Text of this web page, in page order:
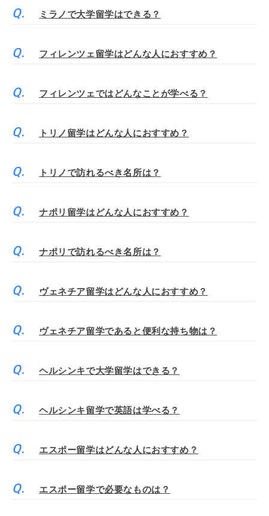
ミラノで大学留学はできる？
フィレンツェ留学はどんな人におすすめ？
フィレンツェではどんなことが学べる？
トリノ留学はどんな人におすすめ？
トリノで訪れるべき名所は？
ナポリ留学はどんな人におすすめ？
ナポリで訪れるべき名所は？
ヴェネチア留学はどんな人におすすめ？
ヴェネチア留学であると便利な持ち物は？
ヘルシンキで大学留学はできる？
ヘルシンキ留学で英語は学べる？
エスポー留学はどんな人におすすめ？
エスポー留学で必要なものは？